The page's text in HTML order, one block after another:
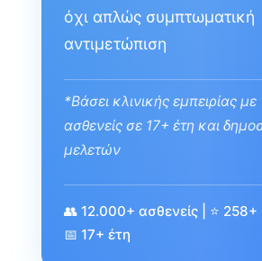
όχι απλώς συμπτωματική
αντιμετώπιση
*Βάσει κλινικής εμπειρίας
ασθενείς σε 17+ έτη και
μελετών
👥 12.000+ ασθενείς | ⭐ 258+
📅 17+ έτη